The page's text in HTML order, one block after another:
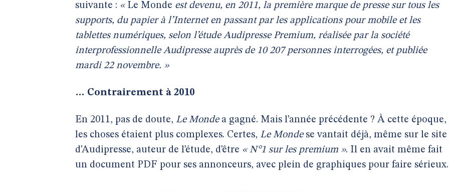
suivante : « Le Monde est devenu, en 2011, la première marque de presse sur tous les
supports, du papier à l’Internet en passant par les applications pour mobile et les
tablettes numériques, selon l’étude Audipresse Premium, réalisée par la société
interprofessionnelle Audipresse auprès de 10 207 personnes interrogées, et publiée
mardi 22 novembre. »
… Contrairement à 2010
En 2011, pas de doute, Le Mondea gagné. Mais l’année précédente ? À cette époque,
les choses étaient plus complexes. Certes, Le Mondese vantait déjà, même sur le site
d’Audipresse, auteur de l’étude, d’être « N°1 sur les premium ». Il en avait même fait
un document PDF pour ses annonceurs, avec plein de graphiques pour faire sérieux.